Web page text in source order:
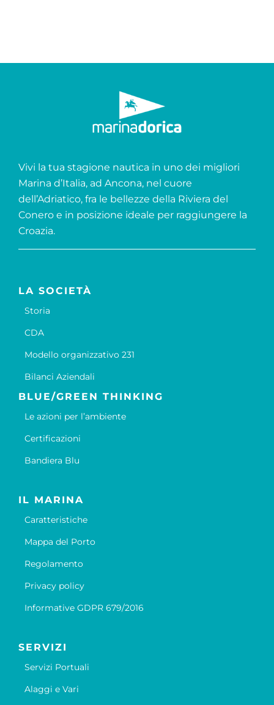
Vivi la tua stagione nautica in uno dei migliori
Marina d’Italia, ad Ancona, nel cuore
dell’Adriatico, fra le bellezze della Riviera del
Conero e in posizione ideale per raggiungere la
Croazia.
LA SOCIETÀ
Storia
CDA
Modello organizzativo 231
Bilanci Aziendali
BLUE/GREEN THINKING
Le azioni per l’ambiente
Certificazioni
Bandiera Blu
IL MARINA
Caratteristiche
Mappa del Porto
Regolamento
Privacy policy
Informative GDPR 679/2016
SERVIZI
Servizi Portuali
Alaggi e Vari